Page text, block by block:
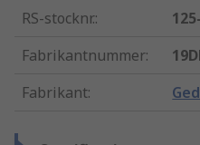
RS-stocknr.:
Fabrikantnummer:
Fabrikant: